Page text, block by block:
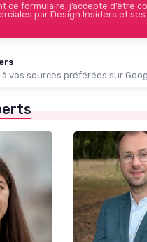
ce formulaire, j’accepte d’être
par Design Insiders et ses
vos sources préférées sur